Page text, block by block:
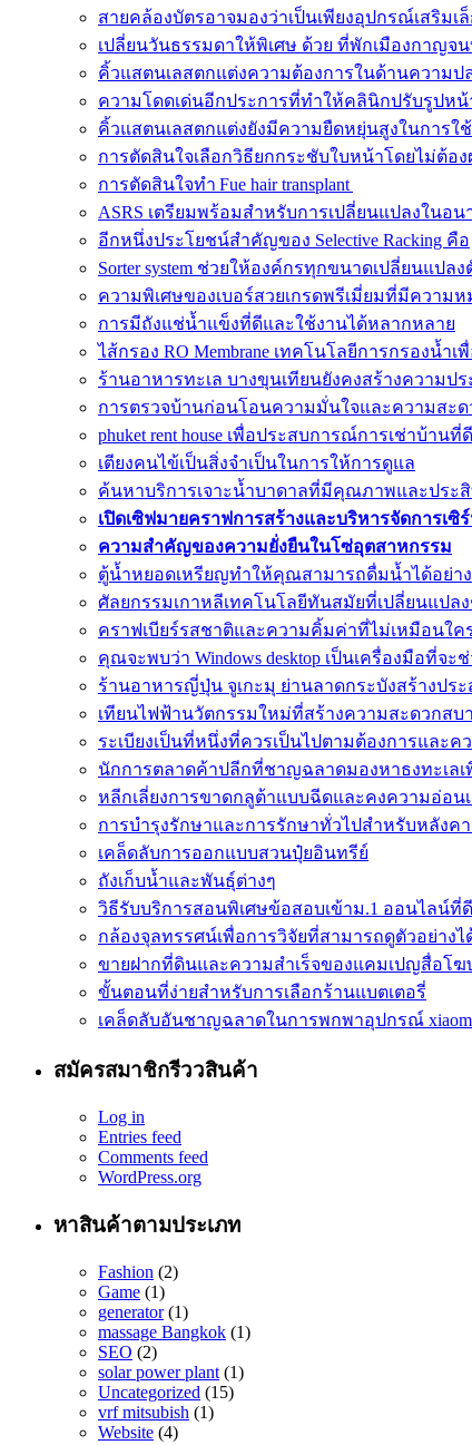
สายคล้องบัตรอาจมองว่าเป็นเพียงอุปกรณ์เสริมเ
เปลี่ยนวันธรรมดาให้พิเศษ ด้วย ที่พักเมืองกาญจน
คิ้วแสตนเลสตกแต่งความต้องการในด้านความป
ความโดดเด่นอีกประการที่ทำให้คลินิกปรับรูปหน้
คิ้วแสตนเลสตกแต่งยังมีความยืดหยุ่นสูงในการใ
การตัดสินใจเลือกวิธียกกระชับใบหน้าโดยไม่ต้อง
การตัดสินใจทำ Fue hair transplant
ASRS เตรียมพร้อมสำหรับการเปลี่ยนแปลงในอน
อีกหนึ่งประโยชน์สำคัญของ Selective Racking คือ
Sorter system ช่วยให้องค์กรทุกขนาดเปลี่ยนแปลง
ความพิเศษของเบอร์สวยเกรดพรีเมี่ยมที่มีความ
การมีถังแช่น้ำแข็งที่ดีและใช้งานได้หลากหลาย
ไส้กรอง RO Membrane เทคโนโลยีการกรองน้ำ
ร้านอาหารทะเล บางขุนเทียนยังคงสร้างความปร
การตรวจบ้านก่อนโอนความมั่นใจและความสะด
phuket rent house เพื่อประสบการณ์การเช่าบ้านที่
เตียงคนไข้เป็นสิ่งจำเป็นในการให้การดูแล
ค้นหาบริการเจาะน้ำบาดาลที่มีคุณภาพและประ
เปิดเซิฟมายคราฟการสร้างและบริหารจัดการเซิ
ความสำคัญของความยั่งยืนในโซ่อุตสาหกรรม
ตู้น้ำหยอดเหรียญทำให้คุณสามารถดื่มน้ำได้อย่า
ศัลยกรรมเกาหลีเทคโนโลยีทันสมัยที่เปลี่ยนแปล
คราฟเบียร์รสชาติและความคิ้มค่าที่ไม่เหมือนใค
คุณจะพบว่า Windows desktop เป็นเครื่องมือที่จ
ร้านอาหารญี่ปุ่น จูเกะมุ ย่านลาดกระบังสร้างป
เทียนไฟฟ้านวัตกรรมใหม่ที่สร้างความสะดวกสบ
ระเบียงเป็นที่หนึ่งที่ควรเป็นไปตามต้องการและ
นักการตลาดค้าปลีกที่ชาญฉลาดมองหาธงทะเลเ
หลีกเลี่ยงการขาดกลูต้าแบบฉีดและคงความอ่อนเ
การบำรุงรักษาและการรักษาทั่วไปสำหรับหลังคา
เคล็ดลับการออกแบบสวนปุ๋ยอินทรีย์
ถังเก็บน้ำและพันธุ์ต่างๆ
วิธีรับบริการสอนพิเศษข้อสอบเข้าม.1 ออนไลน์ที่
กล้องจุลทรรศน์เพื่อการวิจัยที่สามารถดูตัวอย่างไ
ขายฝากที่ดินและความสำเร็จของแคมเปญสื่อโ
ขั้นตอนที่ง่ายสำหรับการเลือกร้านแบตเตอรี่
เคล็ดลับอันชาญฉลาดในการพกพาอุปกรณ์
สมัครสมาชิกรีววสินค้า
Log in
Entries feed
Comments feed
WordPress.org
หาสินค้าตามประเภท
Fashion (2)
Game (1)
generator(1)
massage Bangkok (1)
SEO (2)
solar power plant (1)
Uncategorized (15)
vrf mitsubish (1)
Website (4)